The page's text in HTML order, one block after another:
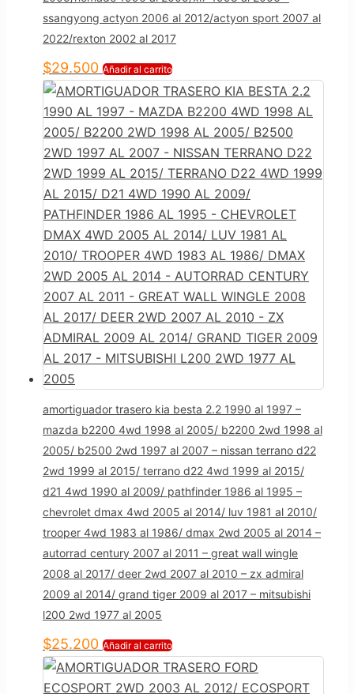
ssangyong actyon 2006 al 2012/actyon sport 2007 al
2022/rexton 2002 al 2017
$29.500 Añadir al carrito
amortiguador trasero kia besta 2.2 1990 al 1997 –
mazda b2200 4wd 1998 al 2005/ b2200 2wd 1998 al
2005/ b2500 2wd 1997 al 2007 – nissan terrano d22
2wd 1999 al 2015/ terrano d22 4wd 1999 al 2015/
d21 4wd 1990 al 2009/ pathfinder 1986 al 1995 –
chevrolet dmax 4wd 2005 al 2014/ luv 1981 al 2010/
trooper 4wd 1983 al 1986/ dmax 2wd 2005 al 2014 –
autorrad century 2007 al 2011 – great wall wingle
2008 al 2017/ deer 2wd 2007 al 2010 – zx admiral
2009 al 2014/ grand tiger 2009 al 2017 – mitsubishi
l200 2wd 1977 al 2005
$25.200 Añadir al carrito